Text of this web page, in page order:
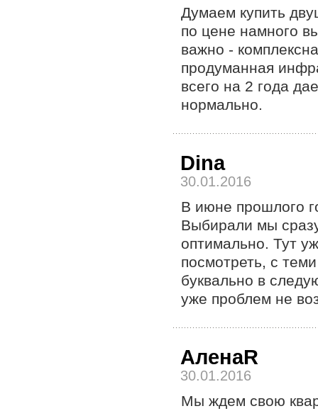
Думаем купить
по цене намного
важно -
продуманная
всего на 2 года
нормально.
Dina
30.01.2016
В июне прошлого
Выбирали мы
оптимально. Тут
посмотреть, с
буквально в
уже проблем не
АленаR
30.01.2016
Мы ждем свою